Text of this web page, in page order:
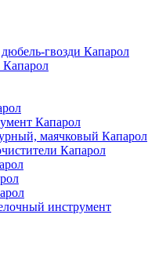
гвозди Капарол
Капарол
маячковый Капарол
Капарол
инструмент